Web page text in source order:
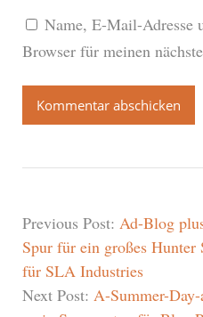
Name, E-Mail-Adresse
Browser für meinen
Previous Post: Ad-Blog
Spur für ein großes Hunter
für SLA Industries
Next Post: A-Summer-